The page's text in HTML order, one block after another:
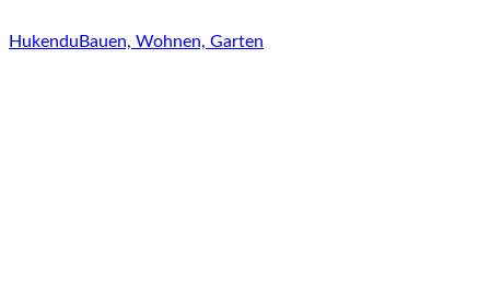
Hukendu Bauen, Wohnen, Garten